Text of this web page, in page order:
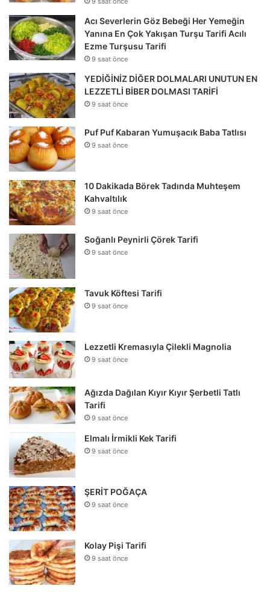
Acı Severlerin Göz Bebeği Her Yemeğin
Yanına En Çok Yakışan Turşu Tarifi Acılı
Ezme Turşusu Tarifi
9 saat önce
YEDİĞİNİZ DİĞER DOLMALARI UNUTUN EN
LEZZETLİ BİBER DOLMASI TARİFİ
9 saat önce
Puf Puf Kabaran Yumuşacık Baba Tatlısı
9 saat önce
10 Dakikada Börek Tadında Muhteşem
Kahvaltılık
9 saat önce
Soğanlı Peynirli Çörek Tarifi
9 saat önce
Tavuk Köftesi Tarifi
9 saat önce
Lezzetli Kremasıyla Çilekli Magnolia
9 saat önce
Ağızda Dağılan Kıyır Kıyır Şerbetli Tatlı
Tarifi
9 saat önce
Elmalı İrmikli Kek Tarifi
9 saat önce
ŞERİT POĞAÇA
9 saat önce
Kolay Pişi Tarifi
9 saat önce